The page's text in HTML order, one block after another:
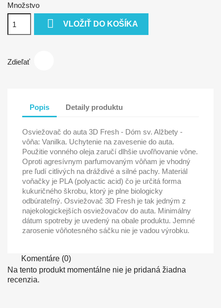
Množstvo
 VLOŽIŤ DO KOŠÍKA
Zdieľať
Popis Detaily produktu
Osviežovač do auta 3D Fresh - Dóm sv. Alžbety -
vôňa: Vanilka. Uchytenie na zavesenie do auta.
Použitie vonného oleja zaručí dlhšie uvoľňovanie vône.
Oproti agresívnym parfumovaným vôňam je vhodný
pre ľudí citlivých na dráždivé a silné pachy. Materiál
voňačky je PLA (polyactic acid) čo je určitá forma
kukuričného škrobu, ktorý je plne biologicky
odbúrateľný. Osviežovač 3D Fresh je tak jedným z
najekologickejších osviežovačov do auta. Minimálny
dátum spotreby je uvedený na obale produktu. Jemné
zarosenie vôňotesného sáčku nie je vadou výrobku.
Komentáre (0)
Na tento produkt momentálne nie je pridaná žiadna
recenzia.